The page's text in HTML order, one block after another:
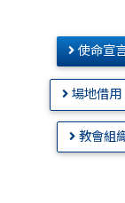
使命宣
場地借用
教會組